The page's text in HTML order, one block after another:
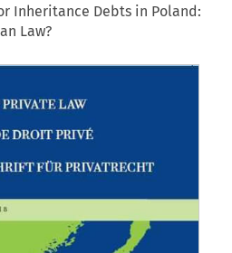
Inheritance Debts in Poland:
Law?